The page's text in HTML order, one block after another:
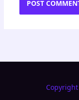
Copyright